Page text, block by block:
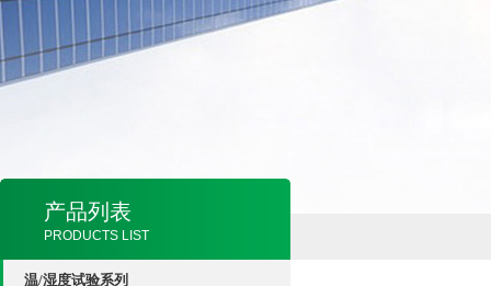
产品列表
PRODUCTS LIST
温/湿度试验系列